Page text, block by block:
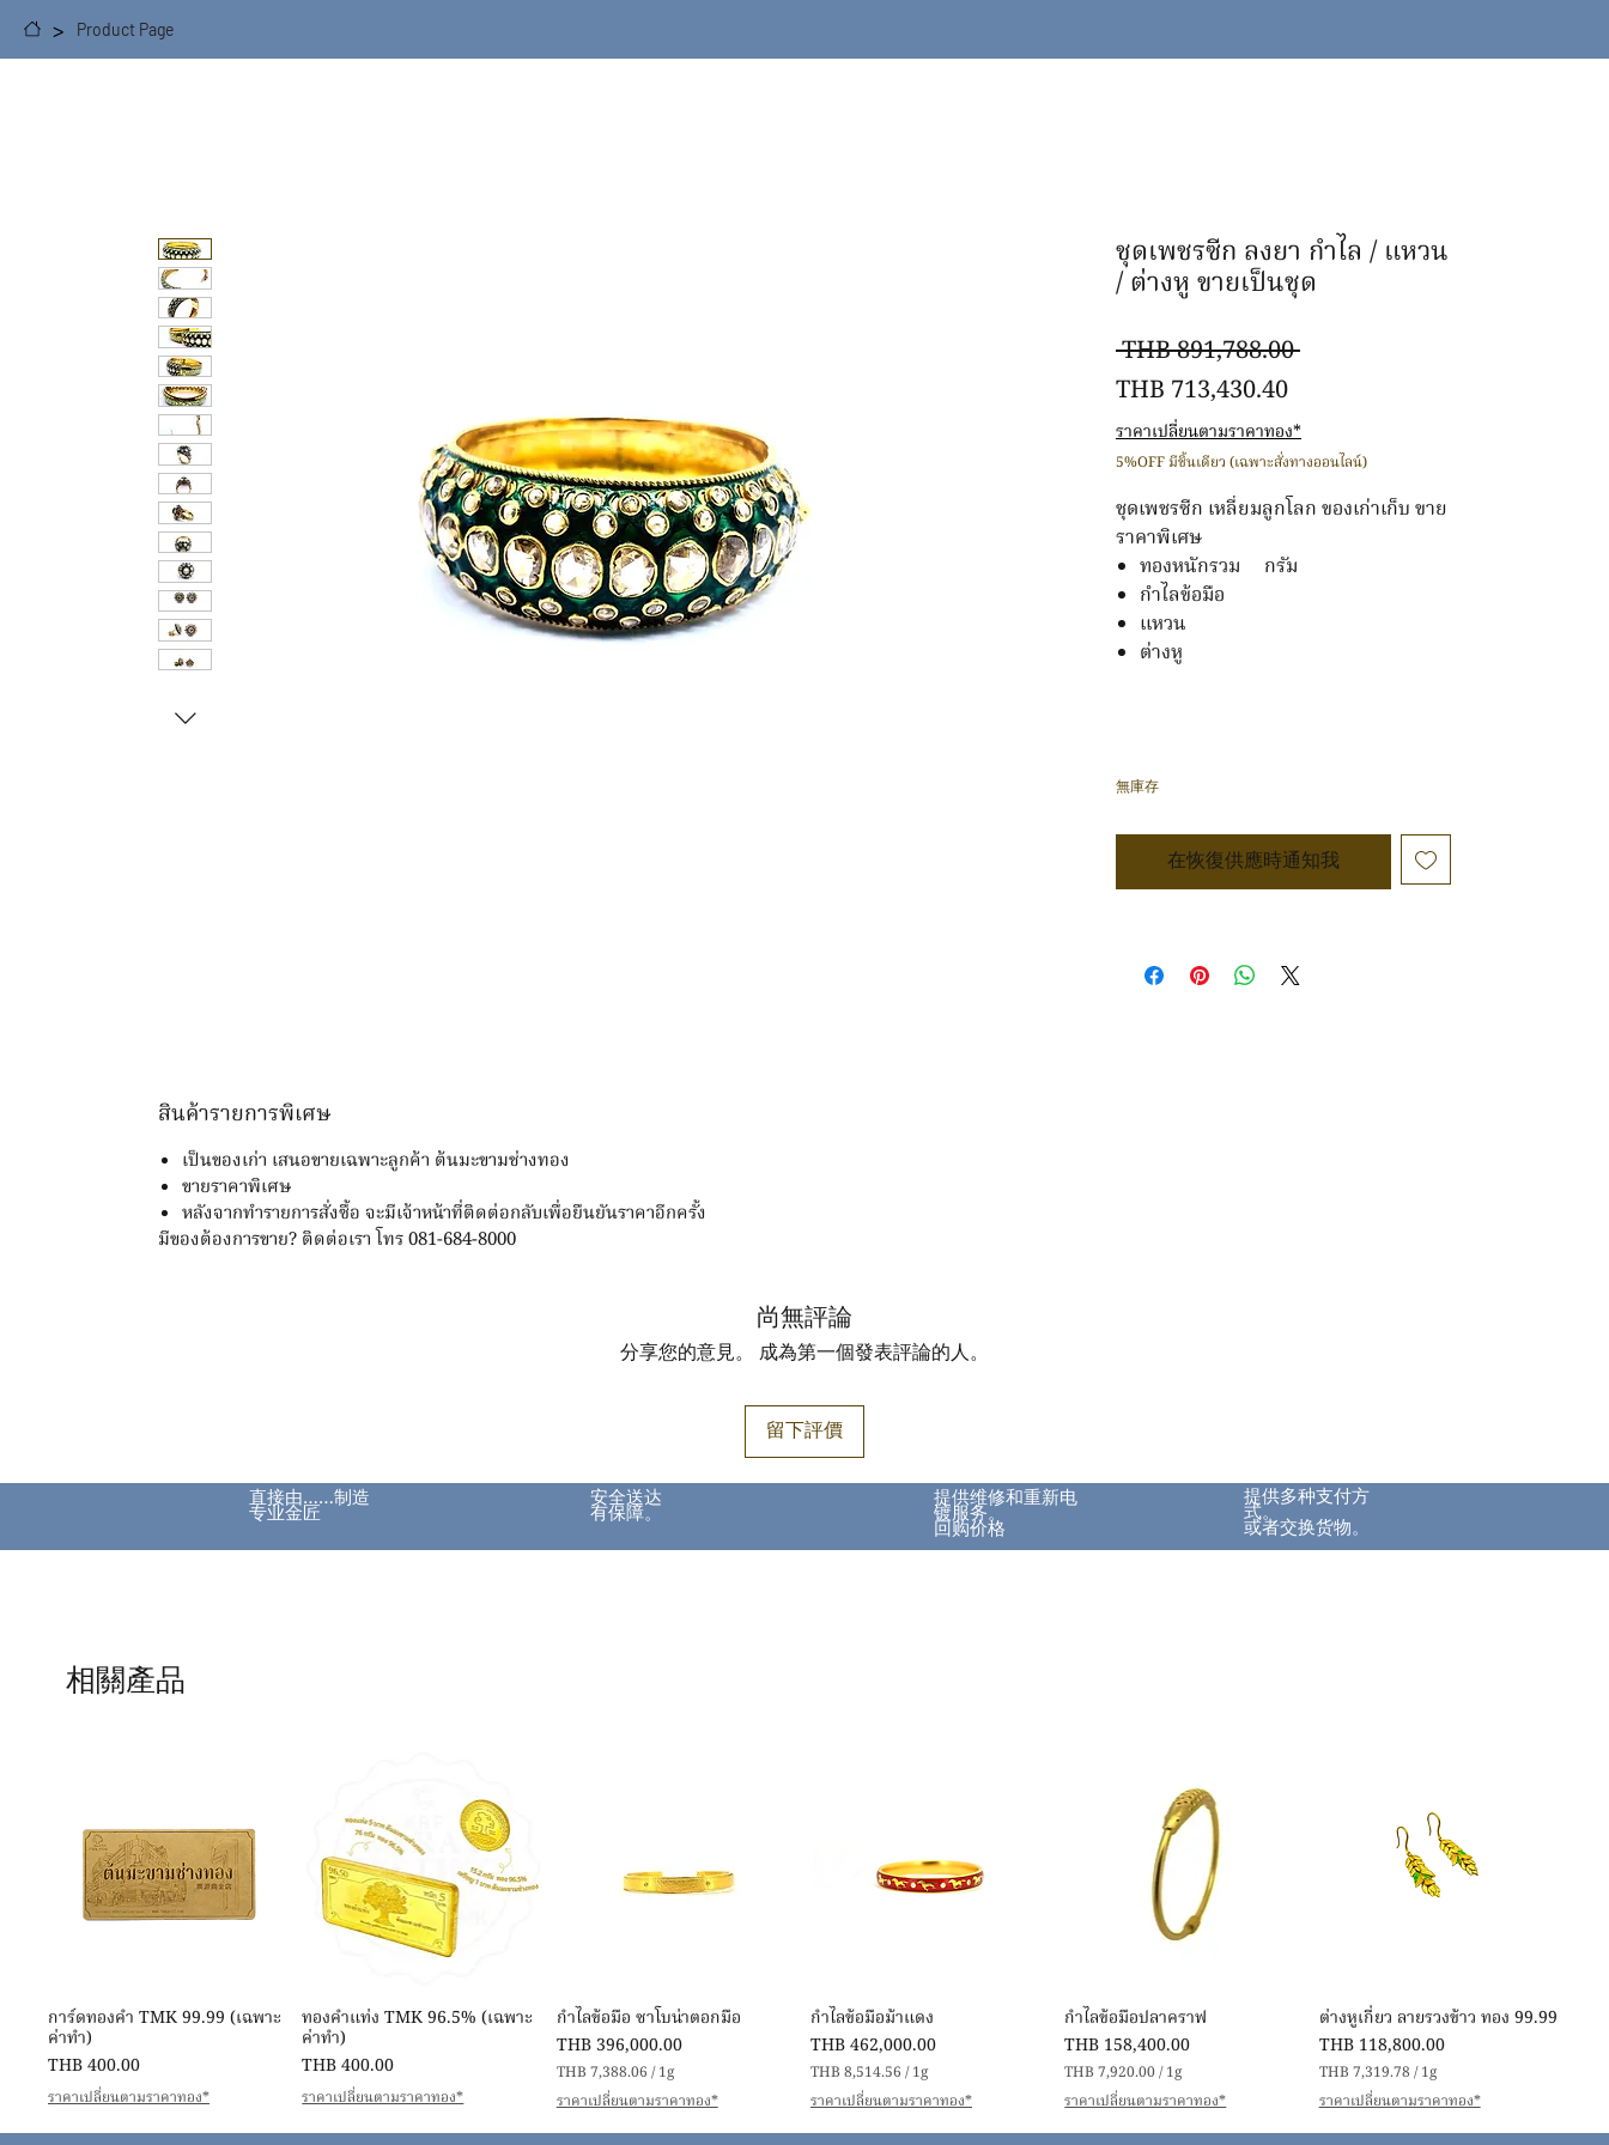
> Product Page
ชุดเพชรซีก ลงยา กำไล / แหวน
/ ต่างหู ขายเป็นชุด
THB 891,788.00 一
價
格
THB 713,430.40促
銷
價
格
ราคาเปลี่ยนตามราคาทอง*
5%OFF มีชิ้นเดียว (เฉพาะสั่งทางออนไลน์)
ชุดเพชรซีก เหลี่ยมลูกโลก ของเก่าเก็บ ขาย
ราคาพิเศษ
ทองหนักรวม กรัม
กำไลข้อมือ
แหวน
ต่างหู
無庫存
在恢復供應時通知我
สินค้ารายการพิเศษ
เป็นของเก่า เสนอขายเฉพาะลูกค้า ต้นมะขามช่างทอง
ขายราคาพิเศษ
หลังจากทำรายการสั่งซื้อ จะมีเจ้าหน้าที่ติดต่อกลับเพื่อยืนยันราคาอีกครั้ง
มีของต้องการขาย? ติดต่อเรา โทร 081-684-8000
尚無評論
分享您的意見。 成為第一個發表評論的人。
留下評價
直接由……制造
专业金匠
安全送达
有保障。
提供维修和重新电
镀服务。
回购价格
提供多种支付方
式。
或者交换货物。
相關產品
快速瀏覽
การ์ดทองคำ TMK 99.99 (เฉพาะ
ค่าทำ)
價格
THB 400.00
ราคาเปลี่ยนตามราคาทอง*
快速瀏覽
ทองคำแท่ง TMK 96.5% (เฉพาะ
ค่าทำ)
價格
THB 400.00
ราคาเปลี่ยนตามราคาทอง*
快速瀏覽
กำไลข้อมือ ซาโบน่าตอกมือ
價格
THB 396,000.00
THB 7,388.06 /1g
每
1
公
ราคาเปลี่ยนตามราคาทอง*
快速瀏覽
กำไลข้อมือม้าแดง
價格
THB 462,000.00
THB 8,514.56 /1g
每
1
公
ราคาเปลี่ยนตามราคาทอง*
快速瀏覽
กำไลข้อมือปลาคราฟ
價格
THB 158,400.00
THB 7,920.00/1g
每
1
公
ราคาเปลี่ยนตามราคาทอง*
快速瀏覽
ต่างหูเกี่ยว ลายรวงข้าว ทอง 99.99
價格
THB 118,800.00
THB 7,319.78 /1g
每
1
公
ราคาเปลี่ยนตามราคาทอง*